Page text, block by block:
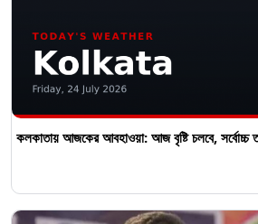
কলকাতায় আজকের আবহাওয়া: আজ বৃষ্টি চলবে, সর্বোচ্চ